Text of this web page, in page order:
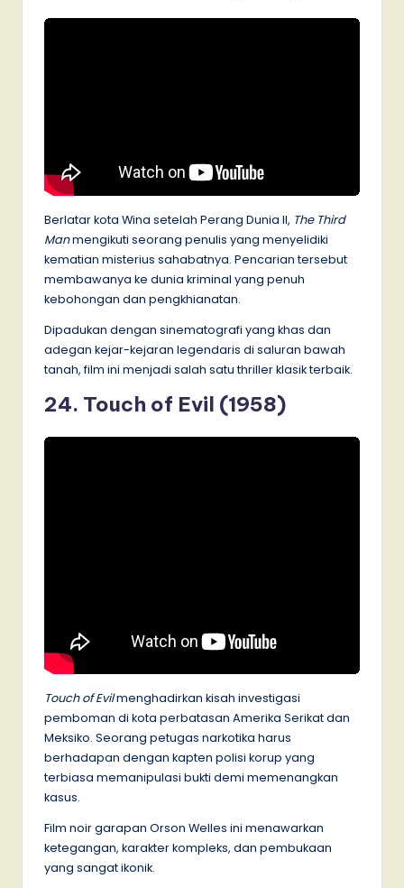
Berlatar kota Wina setelah Perang Dunia II, The Third
Manmengikuti seorang penulis yang menyelidiki
kematian misterius sahabatnya. Pencarian tersebut
membawanya ke dunia kriminal yang penuh
kebohongan dan pengkhianatan.
Dipadukan dengan sinematografi yang khas dan
adegan kejar-kejaran legendaris di saluran bawah
tanah, film ini menjadi salah satu thriller klasik terbaik.
24. Touch of Evil (1958)
Touch of Evilmenghadirkan kisah investigasi
pemboman di kota perbatasan Amerika Serikat dan
Meksiko. Seorang petugas narkotika harus
berhadapan dengan kapten polisi korup yang
terbiasa memanipulasi bukti demi memenangkan
kasus.
Film noir garapan Orson Welles ini menawarkan
ketegangan, karakter kompleks, dan pembukaan
yang sangat ikonik.